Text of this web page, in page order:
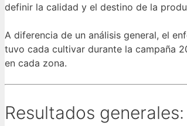
definir la calidad y el destino de la
A diferencia de un análisis general, el
tuvo cada cultivar durante la campaña
en cada zona.
Resultados